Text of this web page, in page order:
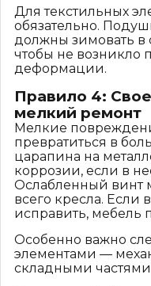
Для текстильных
обязательно.
должны зимовать
чтобы не возникло
деформации.
Правило 4:
мелкий ремонт
Мелкие
превратиться в
царапина на
коррозии, если в
Ослабленный винт
всего кресла. Если
исправить, мебель
Особенно важно
элементами —
складными